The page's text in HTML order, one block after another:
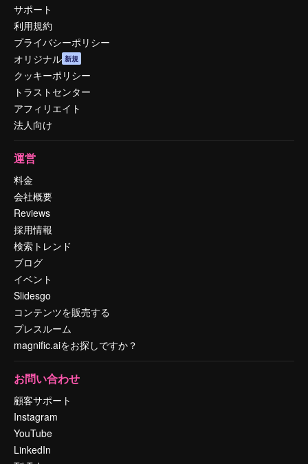
サポート
利用規約
プライバシーポリシー
オリジナル 新規
クッキーポリシー
トラストセンター
アフィリエイト
法人向け
運営
料金
会社概要
Reviews
採用情報
検索トレンド
ブログ
イベント
Slidesgo
コンテンツを販売する
プレスルーム
magnific.aiをお探しですか？
お問い合わせ
顧客サポート
Instagram
YouTube
LinkedIn